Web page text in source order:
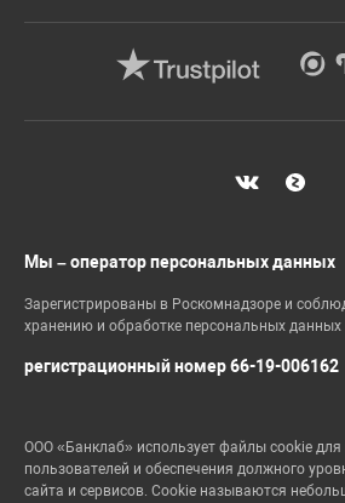
Мы – оператор персональных данных
Зарегистрированы в Роскомнадзоре и
хранению и обработке персональных данных
регистрационный номер 66-19-006162
ООО «Банклаб» использует файлы cookie
пользователей и обеспечения должного
сайта и сервисов. Cookie называются